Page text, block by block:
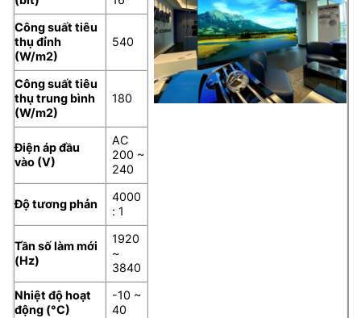
Công suất tiêu
thụ đỉnh
(W/m2)
540
Công suất tiêu
thụ trung bình
(W/m2)
180
Điện áp đầu
vào (V)
AC
200 ~
240
Độ tương phản
4000
: 1
Tần số làm mới
(Hz)
1920
~
3840
Nhiệt độ hoạt
động (°C)
-10 ~
40